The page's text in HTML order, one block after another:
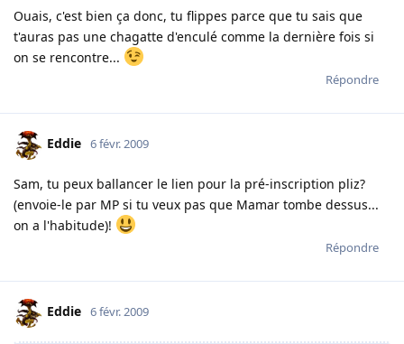
Ouais, c'est bien ça donc, tu flippes parce que tu sais que
t'auras pas une chagatte d'enculé comme la dernière fois si
on se rencontre...
Répondre
Eddie 6 févr. 2009
Sam, tu peux ballancer le lien pour la pré-inscription pliz?
(envoie-le par MP si tu veux pas que Mamar tombe dessus...
on a l'habitude)!
Répondre
Eddie 6 févr. 2009